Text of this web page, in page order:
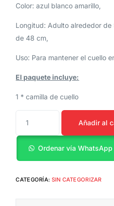
Color: azul blanco amarillo,
Longitud: Adulto alrededor
de 48 cm,
Uso: Para mantener el cuello
El paquete incluye:
1 * camilla de cuello
Añadir al
Ordenar vía WhatsApp
CATEGORÍA: SIN CATEGORIZAR